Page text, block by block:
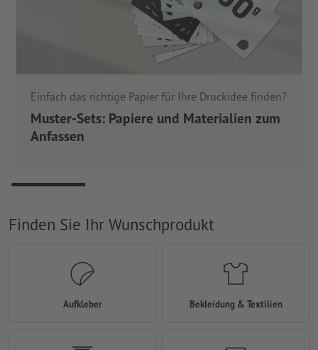
Einfach das richtige Papier für Ihre Druckidee finden?
Muster-Sets: Papiere und Materialien zum
Anfassen
Finden Sie Ihr Wunschprodukt
Aufkleber Bekleidung & Textilien